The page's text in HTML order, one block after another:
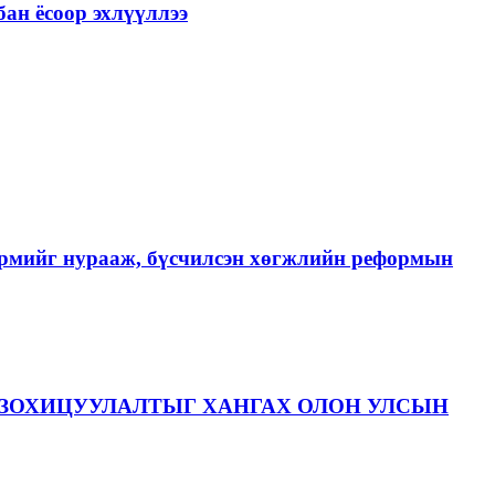
ёсоор эхлүүллээ
нурааж, бүсчилсэн хөгжлийн реформын
ХАНГАХ ОЛОН УЛСЫН